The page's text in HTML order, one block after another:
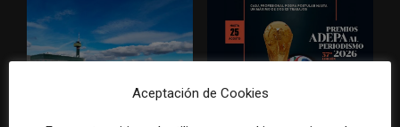
Aceptación de Cookies